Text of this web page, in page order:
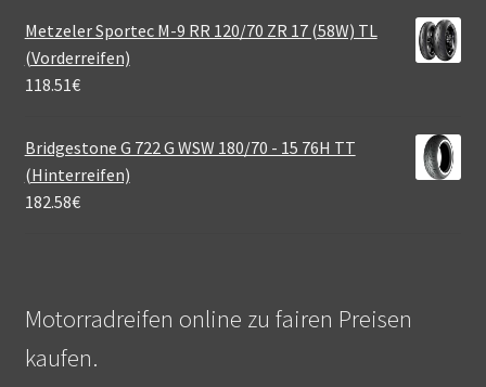
Metzeler Sportec M-9 RR 120/70 ZR 17 (58W) TL
(Vorderreifen)
118.51€
Bridgestone G 722 G WSW 180/70 - 15 76H TT
(Hinterreifen)
182.58€
Motorradreifen online zu fairen Preisen
kaufen.